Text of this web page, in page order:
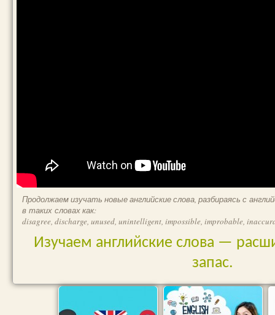
Продолжаем изучать новые английские слова, разбираясь с
в таких словах как:
disagree, discharge, unused, unintelligent, impossible, improbable,
Изучаем английские слова —
запас.